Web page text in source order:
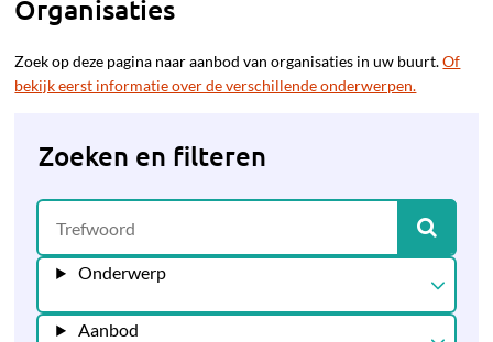
Organisaties
Zoek op deze pagina naar aanbod van organisaties in uw buurt.Of
bekijk eerst informatie over de verschillende onderwerpen.
Zoeken en filteren
Onderwerp
Aanbod